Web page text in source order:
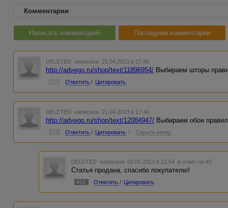
Комментарии
Написать комментарий Последние комментарии
DELETED написала 21.04.2013 в 17:45
http://advego.ru/shop/text/11896954/ Выбираем шторы
Ответить / Цитировать
DELETED написала 21.04.2013 в 17:46
http://advego.ru/shop/text/12084947/ Выбираем обои
Ответить / Цитировать / Скрыть ветку
DELETED написала 02.05.2013 в 12:54 в ответ на #2
Статья продана, спасибо покупателю!
#12 Ответить / Цитировать